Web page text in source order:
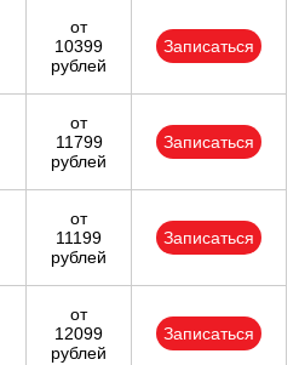
от
10399
рублей
Записаться
от
11799
рублей
Записаться
от
11199
рублей
Записаться
от
12099
рублей
Записаться